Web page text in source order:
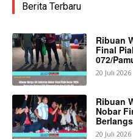
Berita Terbaru
Ribuan
Final
072/
20 Juli 2026
Ribuan
Nobar
20 Juli 2026